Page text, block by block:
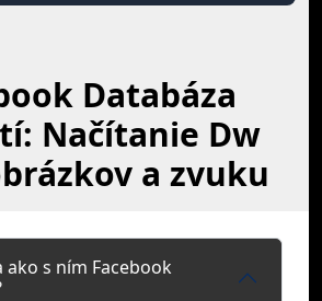
Databáza
Načítanie Dw
a zvuku
ako s ním Facebook